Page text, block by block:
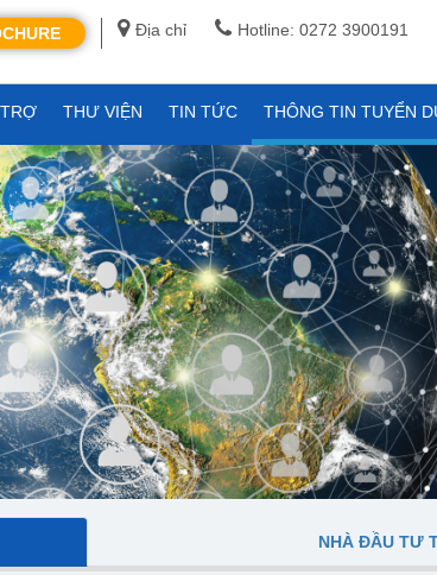
Địa chỉ Hotline: 0272 3900191
THƯ VIỆN TIN TỨC THÔNG TIN TUYỂN
NHÀ ĐẦU TƯ